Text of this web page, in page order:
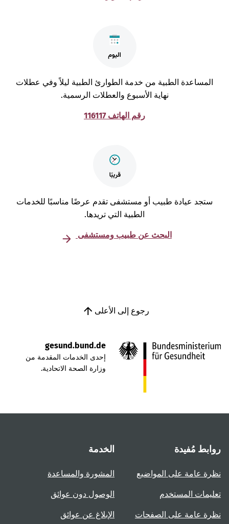
الطبية من خدمة الطوارئ الطبية ليلاً وفي عطلات
نهاية الأسبوع والعطلات الرسمية.
رقم الهاتف 116117
عيادة طبيب أو مستشفى تقدم عرضًا مناسبًا للخدمات
الطبية التي تريدها.
البحث عن طبيب ومستشفى
رجوع إلى الأعلى
gesund.bund.de
إحدى الخدمات المقدمة من
وزارة الصحة الاتحادية.
مُفيدة
عامة على المواضيع
المستخدم
عامة على الصفحات
الخدمة
المشورة والمساعدة
الوصول دون عوائق
الإبلاغ عن عوائق